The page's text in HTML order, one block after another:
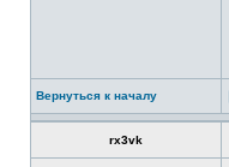
Вернуться к началу
rx3vk